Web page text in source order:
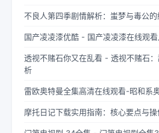
不良人第四季剧情解析：蚩梦与毒公
国产凌凌漆优酷 - 国产凌凌漆在线观
透视不赌石你又在乱看 - 透视不赌石
析
雷欧奥特曼全集高清在线观看-昭和系
摩托日记下载实用指南：核心要点与操